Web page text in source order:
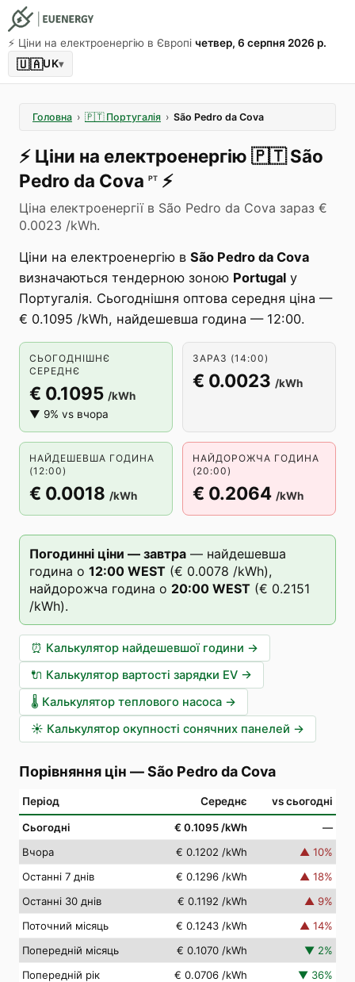
⚡️ Ціни на електроенергію в Європі четвер, 6 серпня 2026 р.
🇺🇦UK▾
Головна › 🇵🇹 Португалія › São Pedro da Cova
⚡️ Ціни на електроенергію 🇵🇹 São
Pedro da Cova PT ⚡️
Ціна електроенергії в São Pedro da Cova зараз €
0.0023 /kWh.
Ціни на електроенергію в São Pedro da Cova
визначаються тендерною зоною Portugal у
Португалія. Сьогоднішня оптова середня ціна —
€ 0.1095 /kWh, найдешевша година — 12:00.
СЬОГОДНІШНЄ
СЕРЕДНЄ
€ 0.1095 /kWh
▼ 9% vs вчора
ЗАРАЗ (14:00)
€ 0.0023 /kWh
НАЙДЕШЕВША ГОДИНА
(12:00)
€ 0.0018 /kWh
НАЙДОРОЖЧА ГОДИНА
(20:00)
€ 0.2064 /kWh
Погодинні ціни — завтра — найдешевша
година о 12:00 WEST (€ 0.0078 /kWh),
найдорожча година о 20:00 WEST (€ 0.2151
/kWh).
⏰ Калькулятор найдешевшої години →
🔌 Калькулятор вартості зарядки EV →
🌡️ Калькулятор теплового насоса →
☀️ Калькулятор окупності сонячних панелей →
Порівняння цін —São Pedro da Cova
Період Середнє vs сьогодні
Сьогодні € 0.1095 /kWh
—
Вчора
€ 0.1202 /kWh ▲ 10%
Останні 7 днів
€ 0.1296 /kWh ▲ 18%
Останні 30 днів
€ 0.1192 /kWh ▲ 9%
Поточний місяць
€ 0.1243 /kWh ▲ 14%
Попередній місяць
€ 0.1070 /kWh ▼ 2%
Попередній рік
€ 0.0706 /kWh ▼ 36%